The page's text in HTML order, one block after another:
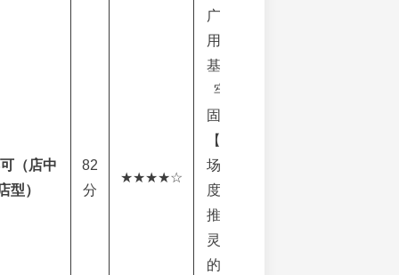
（店中
型）
82
分
★★★★☆
广，
用户
基础
牢
固；
【市
场维
度】
推出
灵活
的小